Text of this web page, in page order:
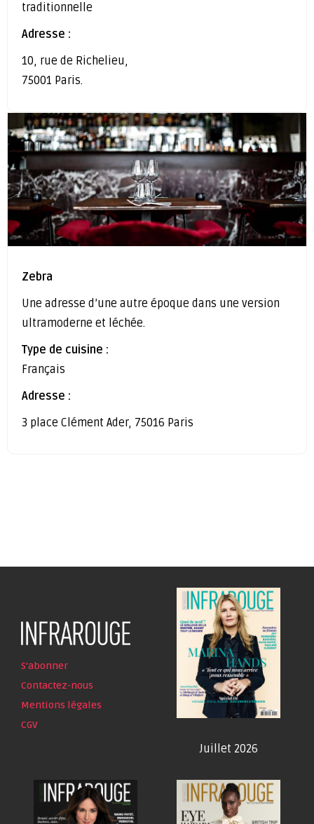
traditionnelle
Adresse :
10, rue de Richelieu,
75001 Paris.
Zebra
Une adresse d’une autre époque dans une version
ultramoderne et léchée.
Type de cuisine :
Français
Adresse :
3 place Clément Ader, 75016 Paris
S'abonner
Contactez-nous
Mentions légales
CGV
Juillet 2026